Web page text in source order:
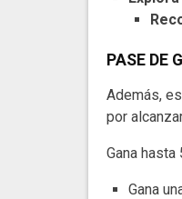
PASE DE
Además,
por
Gana
Gana